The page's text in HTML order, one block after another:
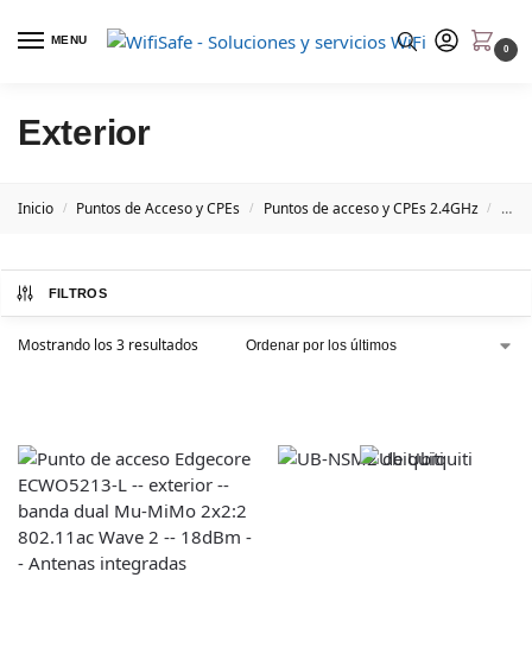
MENU
0
Exterior
Inicio / Puntos de Acceso y CPEs / Puntos de acceso y CPEs 2.4GHz /
FILTROS
Mostrando los 3 resultados